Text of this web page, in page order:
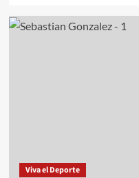
Viva el Deporte